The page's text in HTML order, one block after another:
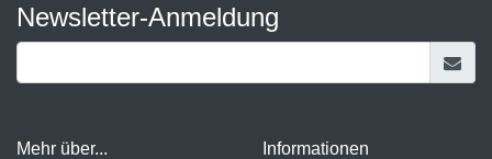
Newsletter-Anmeldung
Mehr über... Informationen